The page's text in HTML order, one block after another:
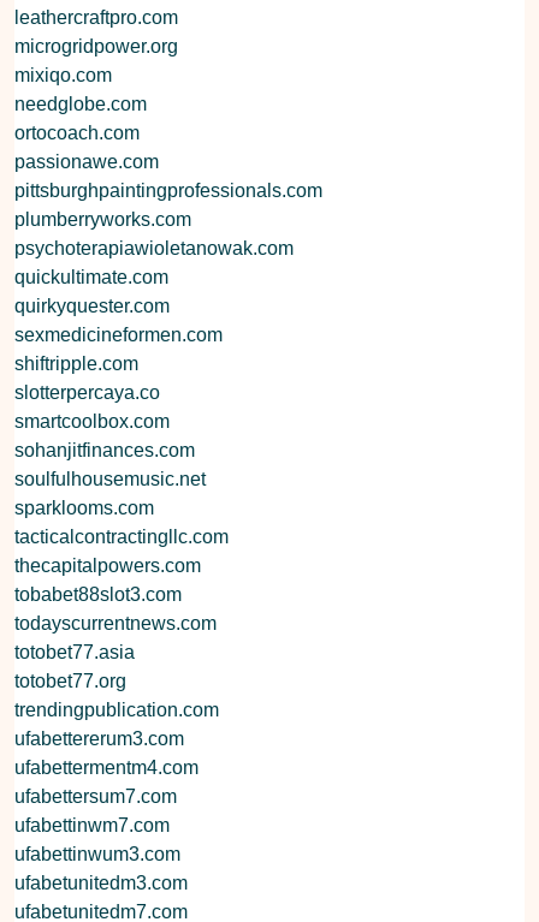
leathercraftpro.com
microgridpower.org
mixiqo.com
needglobe.com
ortocoach.com
passionawe.com
pittsburghpaintingprofessionals.com
plumberryworks.com
psychoterapiawioletanowak.com
quickultimate.com
quirkyquester.com
sexmedicineformen.com
shiftripple.com
slotterpercaya.co
smartcoolbox.com
sohanjitfinances.com
soulfulhousemusic.net
sparklooms.com
tacticalcontractingllc.com
thecapitalpowers.com
tobabet88slot3.com
todayscurrentnews.com
totobet77.asia
totobet77.org
trendingpublication.com
ufabettererum3.com
ufabettermentm4.com
ufabettersum7.com
ufabettinwm7.com
ufabettinwum3.com
ufabetunitedm3.com
ufabetunitedm7.com